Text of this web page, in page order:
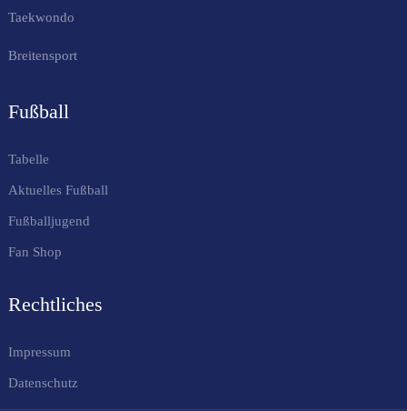
Taekwondo
Breitensport
Fußball
Tabelle
Aktuelles Fußball
Fußballjugend
Fan Shop
Rechtliches
Impressum
Datenschutz